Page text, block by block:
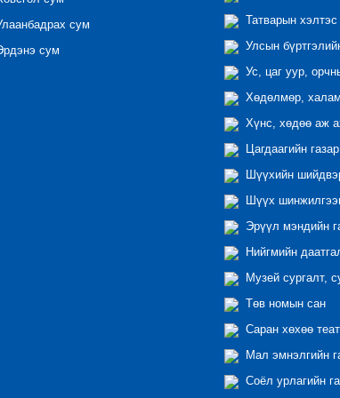
сум
сум
Татварын хэлтэс
Улсын
Ус, цаг уур,
Хөдөлмөр,
Хүнс, хөдөө аж
Цагдаагийн газар
Шүүхийн
Шүүх
Эрүүл мэндийн
Нийгмийн
Музей сургалт,
Төв номын сан
Саран хөхөө
Мал эмнэлгийн
Соёл урлагийн